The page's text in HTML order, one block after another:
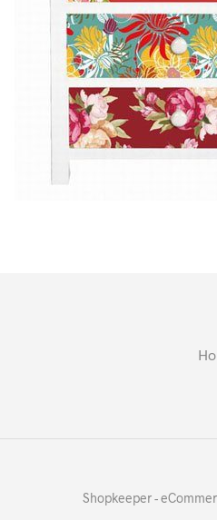
Shopkeeper -